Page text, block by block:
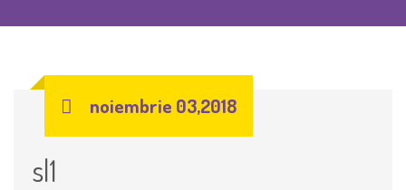
noiembrie 03,2018
sl1